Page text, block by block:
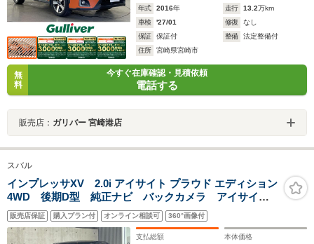
年式 2016年 走行 13.2万km
車検
'27/01 修復
なし
保証
保証付 整備
法定整備付
住所
宮崎県宮崎市
無
料
今すぐ在庫確認・見積依頼
電話する
販売店： ガリバー 宮崎港店
スバル
インプレッサXV 2.0i アイサイト プラウド エディション
4WD 後期D型 純正ナビ バックカメラ アイサイト
Ver3 LEDヘッド 純正17インチアルミ 純正革巻きス
テアリング 車線逸脱警報 パドルシフト ETC オ
ートライト オートエアコン
販売店保証 購入プラン付 オンライン相談可 360°画像付
支払総額 本体価格